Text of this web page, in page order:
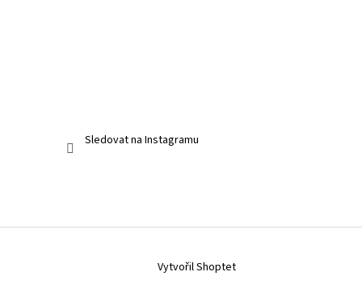
Sledovat na Instagramu
Vytvořil Shoptet